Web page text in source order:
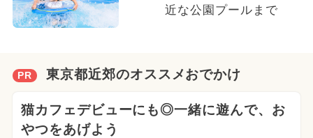
近な公園プールまで
PR 東京都近郊のオススメおでかけ
猫カフェデビューにも◎一緒に遊んで、お
やつをあげよう